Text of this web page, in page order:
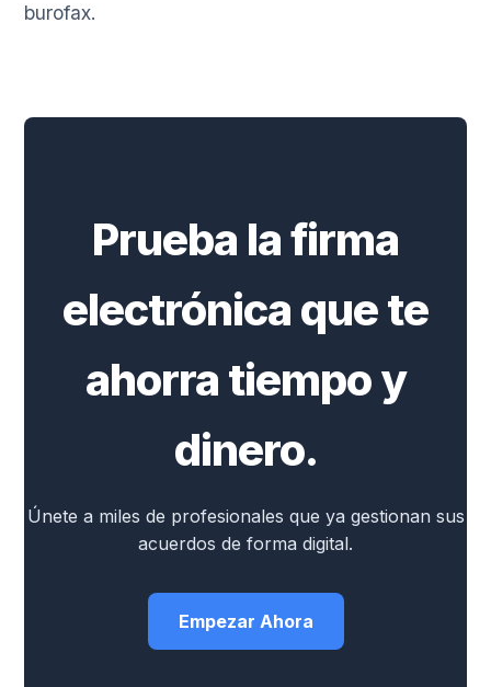
burofax.
Prueba la firma
electrónica que te
ahorra tiempo y
dinero.
Únete a miles de profesionales que ya gestionan sus
acuerdos de forma digital.
Empezar Ahora